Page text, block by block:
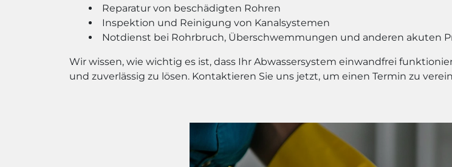
Reparatur von beschädigten Rohren
Inspektion und Reinigung von Kanalsystemen
Notdienst bei Rohrbruch, Überschwemmungen und anderen akuten
Wir wissen, wie wichtig es ist, dass Ihr Abwassersystem einwandfrei
und zuverlässig zu lösen. Kontaktieren Sie uns jetzt, um einen Termin zu